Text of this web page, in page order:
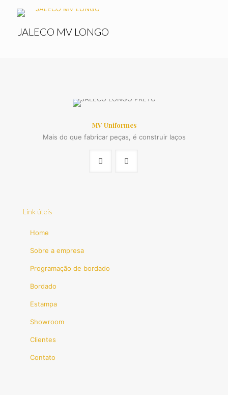
JALECO MV LONGO
MV Uniformes
Mais do que fabricar peças, é construir laços
Link úteis
Home
Sobre a empresa
Programação de bordado
Bordado
Estampa
Showroom
Clientes
Contato